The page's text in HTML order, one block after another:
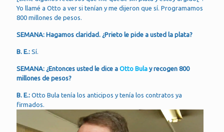
Yo llamé a Otto a ver si tenían y me dijeron que sí. Programamos
800 millones de pesos.
SEMANA: Hagamos claridad. ¿Prieto le pide a usted la plata?
B. E.: Sí.
SEMANA: ¿Entonces usted le dice a Otto Bula y recogen 800
millones de pesos?
B. E.: Otto Bula tenía los anticipos y tenía los contratos ya
firmados.